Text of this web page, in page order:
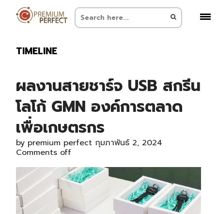
TIMELINE
ผลงานสายชาร์จ USB สกรีน
โลโก้ GMN องค์การตลาด
เพื่อเกษตรกร
by premium perfect กุมภาพันธ์ 2, 2024
Comments off